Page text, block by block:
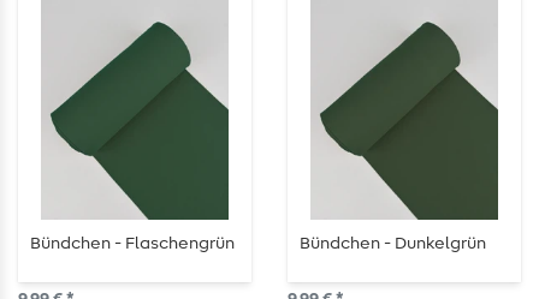
Bündchen - Flaschengrün Bündchen - Dunkelgrün